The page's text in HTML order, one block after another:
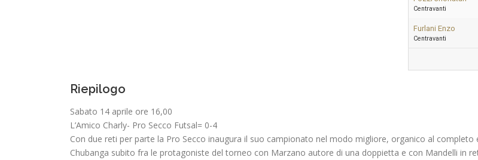
Centravanti
Furlani Enzo
Centravanti
Riepilogo
Sabato 14 aprile ore 16,00
L’Amico Charly- Pro Secco Futsal= 0-4
Con due reti per parte la Pro Secco inaugura il suo campionato nel modo migliore, organico al
Chubanga subito fra le protagoniste del torneo con Marzano autore di una doppietta e con Mandelli in